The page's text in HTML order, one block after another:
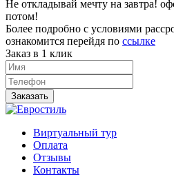
Не откладывай мечту на завтра!
потом!
Более подробно с условиями
ознакомится перейдя по ссылке
Заказ в 1 клик
Заказать
Виртуальный тур
Оплата
Отзывы
Контакты